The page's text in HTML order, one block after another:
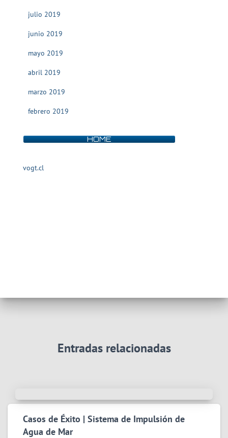
julio 2019
junio 2019
mayo 2019
abril 2019
marzo 2019
febrero 2019
HOME
vogt.cl
Entradas relacionadas
Casos de Éxito | Sistema de Impulsión de
Agua de Mar